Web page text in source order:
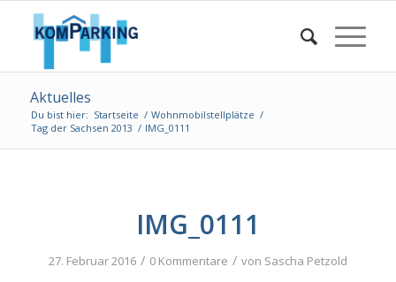
Aktuelles
Du bist hier: Startseite / Wohnmobilstellplätze /
Tag der Sachsen 2013 / IMG_0111
IMG_0111
27. Februar 2016 / 0 Kommentare / von Sascha Petzold